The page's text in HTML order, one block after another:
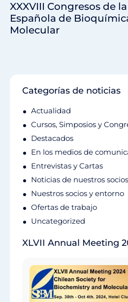
XXXVIII Congresos de
Española de
Molecular
Categorías de noticias
Actualidad
Cursos, Simposios y
Destacados
En los medios de
Entrevistas y Cartas
Noticias de nuestros socios
Nuestros socios y entorno
Ofertas de trabajo
Uncategorized
XLVII Annual Meeting